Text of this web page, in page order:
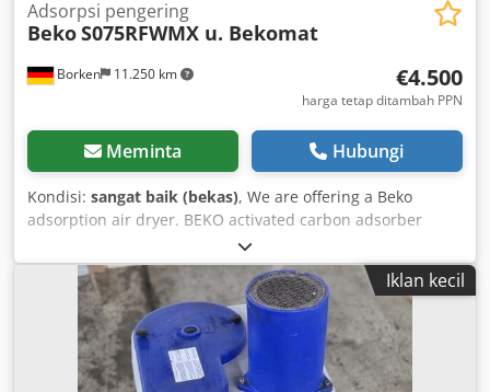
Borken 11.250 km
Adsorpsi pengering
BekoS075RFWMX u. Bekomat
€4.500
harga tetap ditambah PPN
Meminta Hubungi
Kondisi: sangat baik (bekas), We are offering a Beko
adsorption air dryer. BEKO activated carbon adsorber
CLEARPOINT 2X, as well as DRYPOINT dust filter
S075RFWMX Condensate drain Bekomat 20 FM KA20K1ZAR
BEKO activated carbon adsorber CLEARPOINT 2X Type:
Beko adsorption dryer Condition: used Dkedpfozd Uuuox
Al Ajr Scope of delivery: (See picture) (Specifications and
details are subject to change and errors excepted!) For any
further questions, we are happy to assist you by phone.
Iklan kecil